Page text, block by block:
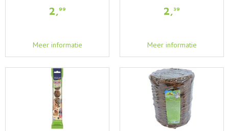
2,99
Meer informatie
2,39
Meer informatie